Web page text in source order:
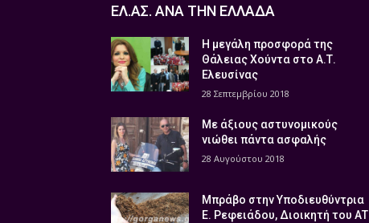
ΕΛ.ΑΣ. ΑΝΑ ΤΗΝ ΕΛΛΑΔΑ
Η μεγάλη προσφορά της
Θάλειας Χούντα στο Α.Τ.
Ελευσίνας
28 Σεπτεμβρίου 2018
Με άξιους αστυνομικούς
νιώθει πάντα ασφαλής
28 Αυγούστου 2018
Μπράβο στην Υποδιευθύντρια
Ε. Ρεφειάδου, Διοικητή του ΑΤ